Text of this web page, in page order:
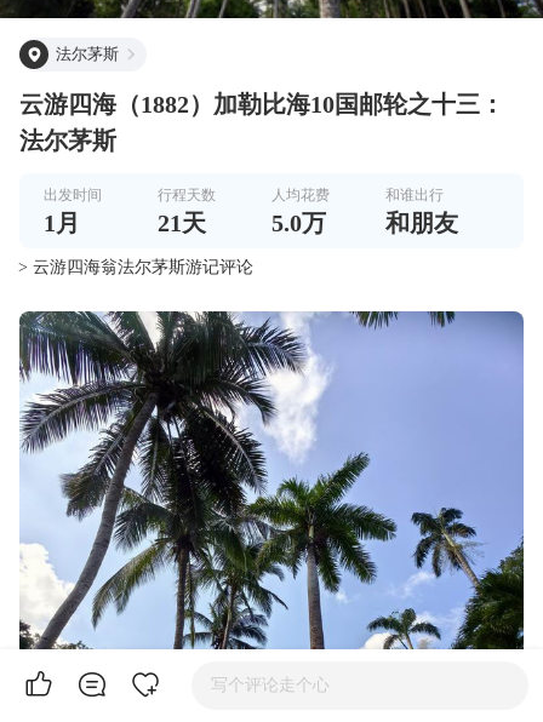
法尔茅斯
云游四海（1882）加勒比海10国邮轮之十三：
法尔茅斯
出发时间
1 月
行程天数
21天
人均花费
5.0万
和谁出行
和朋友
> 云游四海翁法尔茅斯游记评论
写个评论走个心